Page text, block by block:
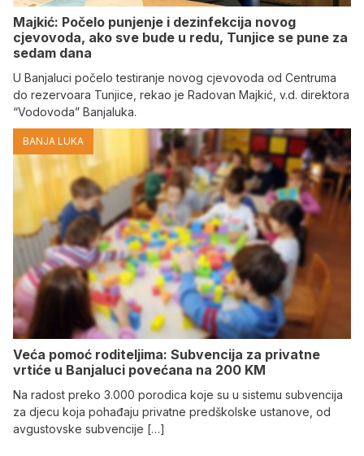
Majkić: Počelo punjenje i dezinfekcija novog
cjevovoda, ako sve bude u redu, Tunjice se pune za
sedam dana
U Banjaluci počelo testiranje novog cjevovoda od Centruma
do rezervoara Tunjice, rekao je Radovan Majkić, v.d. direktora
“Vodovoda” Banjaluka.
BANJA LUKA
Veća pomoć roditeljima: Subvencija za privatne
vrtiće u Banjaluci povećana na 200 KM
Na radost preko 3.000 porodica koje su u sistemu subvencija
za djecu koja pohađaju privatne predškolske ustanove, od
avgustovske subvencije […]